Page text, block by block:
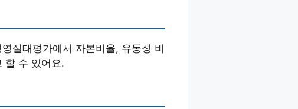
실태평가에서 자본비율, 유동성 비
할 수 있어요.